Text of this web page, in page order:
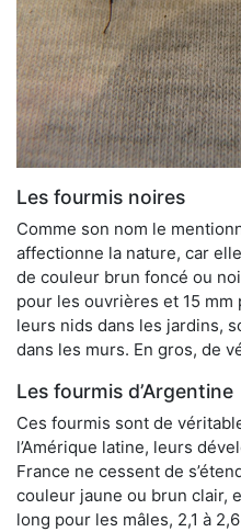
Les fourmis noires
Comme son nom le
affectionne la nature, car
de couleur brun foncé ou
pour les ouvrières et 15
leurs nids dans les jardins,
dans les murs. En gros, de
Les fourmis d’Argentine
Ces fourmis sont de
l’Amérique latine, leurs
France ne cessent de
couleur jaune ou brun clair,
long pour les mâles, 2,1 à